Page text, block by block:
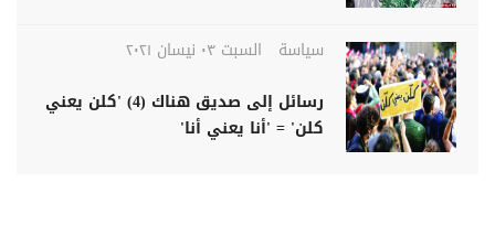
سياسة
السبت ٠٣ نيسان ٢٠٢١
رسائل إلى صديق هناك (4) 'كلن يعني
كلن' = 'أنا يعني أنا'